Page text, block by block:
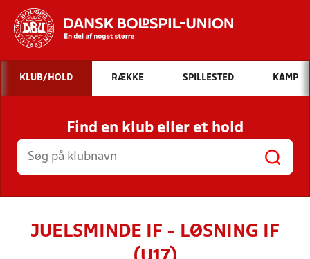
Hvad vil du søge efter?
INDHOLD OG NYHEDER
STILLINGER, RESULTATER, KLUBBER OG
HOLD
KLUB/HOLD RÆKKE SPILLESTED KAMP
Find en klub eller et hold
JUELSMINDE IF - LØSNING IF